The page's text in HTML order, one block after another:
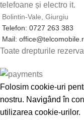
telefoane și electro it.
Bolintin-Vale, Giurgiu
Telefon: 0727 263 383
Mail:
Toate drepturile
Folosim cookie-uri
nostru. Navigând în
utilizarea cookie-urilor.